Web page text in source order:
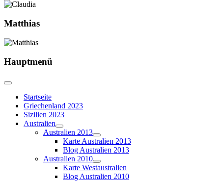
Matthias
Hauptmenü
Startseite
Griechenland 2023
Sizilien 2023
Australien
Australien 2013
Karte Australien 2013
Blog Australien 2013
Australien 2010
Karte Westaustralien
Blog Australien 2010